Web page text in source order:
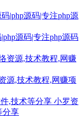
源码|专注php源码
源,技术教程,网赚项
小罗资
分享